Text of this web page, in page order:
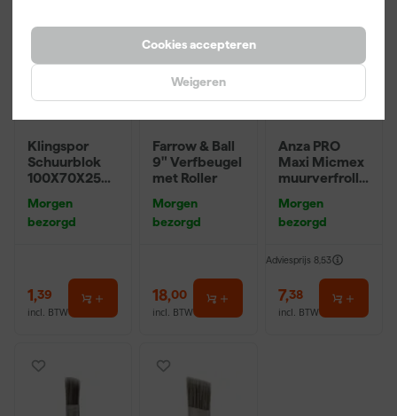
Cookies accepteren
Weigeren
Klingspor
Schuurblok
100X70X25m
P220
Morgen
bezorgd
1,39
incl. BTW
Farrow & Ball
9" Verfbeugel
met Roller
Morgen
bezorgd
18,00
incl. BTW
Anza PRO
Maxi Micmex
muurverfrolle
Morgen
bezorgd
Adviesprijs 8,53
7,38
incl. BTW